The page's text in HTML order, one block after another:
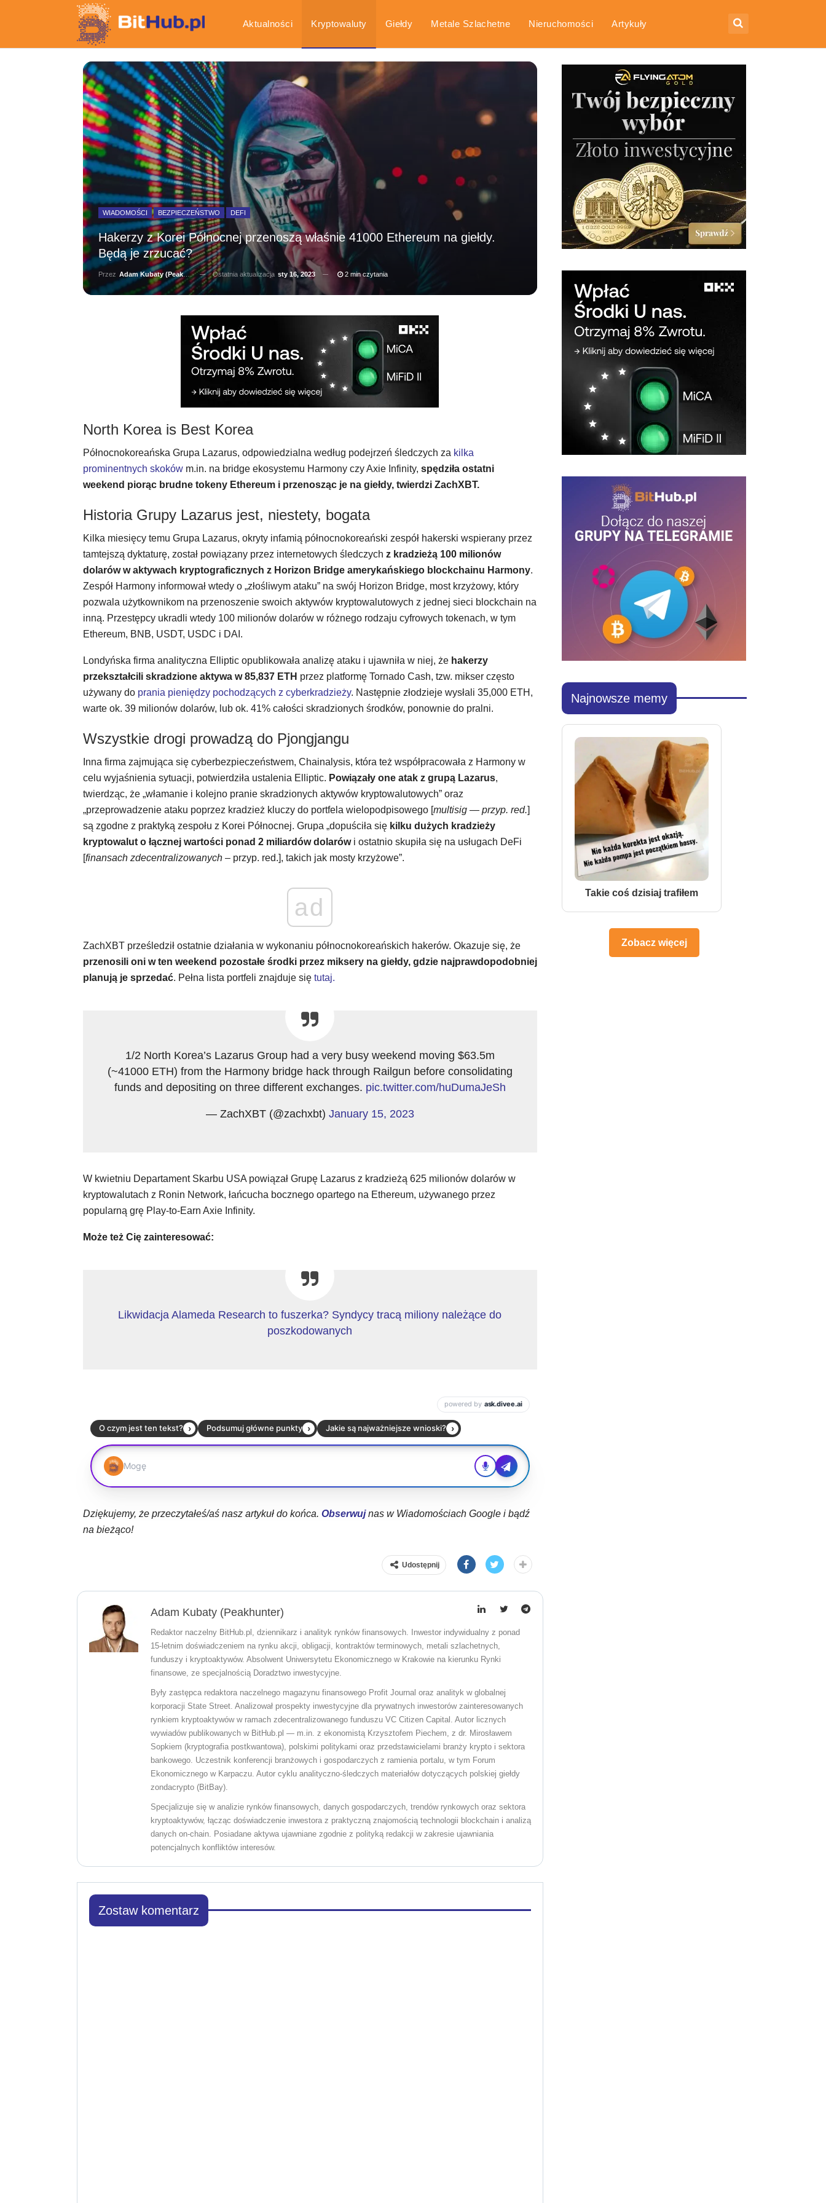
Aktualności Kryptowaluty Giełdy Metale Szlachetne Nieruchomości Artykuły
Poradniki
WIADOMOŚCI BEZPIECZEŃSTWO DEFI
Hakerzy z Korei Północnej przenoszą właśnie 41000 Ethereum na giełdy.
Będą je zrzucać?
Przez Adam Kubaty (peakhunter) Ostatnia aktualizacja sty 16, 2023 2 min czytania
North Korea is Best Korea
Północnokoreańska Grupa Lazarus, odpowiedzialna według podejrzeń śledczych za kilka
prominentnych skokówm.in. na bridge ekosystemu Harmony czy Axie Infinity, spędziła ostatni
weekend piorąc brudne tokeny Ethereum i przenosząc je na giełdy, twierdzi ZachXBT.
Historia Grupy Lazarus jest, niestety, bogata
Kilka miesięcy temu Grupa Lazarus, okryty infamią północnokoreański zespół hakerski wspierany przez
tamtejszą dyktaturę, został powiązany przez internetowych śledczych z kradzieżą 100 milionów
dolarów w aktywach kryptograficznych z Horizon Bridge amerykańskiego blockchainu Harmony.
Zespół Harmony informował wtedy o „złośliwym ataku” na swój Horizon Bridge, most krzyżowy, który
pozwala użytkownikom na przenoszenie swoich aktywów kryptowalutowych z jednej sieci blockchain na
inną. Przestępcy ukradli wtedy 100 milionów dolarów w różnego rodzaju cyfrowych tokenach, w tym
Ethereum, BNB, USDT, USDC i DAI.
Londyńska firma analityczna Elliptic opublikowała analizę ataku i ujawniła w niej, że hakerzy
przekształcili skradzione aktywa w 85,837 ETH przez platformę Tornado Cash, tzw. mikser często
używany do prania pieniędzy pochodzących z cyberkradzieży. Następnie złodzieje wysłali 35,000 ETH,
warte ok. 39 milionów dolarów, lub ok. 41% całości skradzionych środków, ponownie do pralni.
Wszystkie drogi prowadzą do Pjongjangu
Inna firma zajmująca się cyberbezpieczeństwem, Chainalysis, która też współpracowała z Harmony w
celu wyjaśnienia sytuacji, potwierdziła ustalenia Elliptic. Powiązały one atak z grupą Lazarus,
twierdząc, że „włamanie i kolejno pranie skradzionych aktywów kryptowalutowych” oraz
„przeprowadzenie ataku poprzez kradzież kluczy do portfela wielopodpisowego [multisig — przyp. red.]
są zgodne z praktyką zespołu z Korei Północnej. Grupa „dopuściła siękilku dużych kradzieży
kryptowalut o łącznej wartości ponad 2 miliardów dolarówi ostatnio skupiła się na usługach DeFi
[finansach zdecentralizowanych– przyp. red.], takich jak mosty krzyżowe”.
ad
ZachXBT prześledził ostatnie działania w wykonaniu północnokoreańskich hakerów. Okazuje się, że
przenosili oni w ten weekend pozostałe środki przez miksery na giełdy, gdzie najprawdopodobniej
planują je sprzedać. Pełna lista portfeli znajduje się tutaj.
1/2 North Korea’s Lazarus Group had a very busy weekend moving $63.5m
(~41000 ETH) from the Harmony bridge hack through Railgun before consolidating
funds and depositing on three different exchanges. pic.twitter.com/huDumaJeSh
— ZachXBT (@zachxbt) January 15, 2023
W kwietniu Departament Skarbu USA powiązał Grupę Lazarus z kradzieżą 625 milionów dolarów w
kryptowalutach z Ronin Network, łańcucha bocznego opartego na Ethereum, używanego przez
popularną grę Play-to-Earn Axie Infinity.
Może też Cię zainteresować:
Likwidacja Alameda Research to fuszerka? Syndycy tracą miliony należące do
poszkodowanych
Dziękujemy, że przeczytałeś/aś nasz artykuł do końca. Obserwujnas w Wiadomościach Google i bądź
na bieżąco!
Udostępnij
Adam Kubaty (peakhunter)
Redaktor naczelny BitHub.pl, dziennikarz i analityk rynków finansowych. Inwestor indywidualny z ponad
15-letnim doświadczeniem na rynku akcji, obligacji, kontraktów terminowych, metali szlachetnych,
funduszy i kryptoaktywów. Absolwent Uniwersytetu Ekonomicznego w Krakowie na kierunku Rynki
finansowe, ze specjalnością Doradztwo inwestycyjne.
Były zastępca redaktora naczelnego magazynu finansowego Profit Journal oraz analityk w globalnej
korporacji State Street. Analizował prospekty inwestycyjne dla prywatnych inwestorów zainteresowanych
rynkiem kryptoaktywów w ramach zdecentralizowanego funduszu VC Citizen Capital. Autor licznych
wywiadów publikowanych w BitHub.pl — m.in. z ekonomistą Krzysztofem Piechem, z dr. Mirosławem
Sopkiem (kryptografia postkwantowa), polskimi politykami oraz przedstawicielami branży krypto i sektora
bankowego. Uczestnik konferencji branżowych i gospodarczych z ramienia portalu, w tym Forum
Ekonomicznego w Karpaczu. Autor cyklu analityczno-śledczych materiałów dotyczących polskiej giełdy
zondacrypto (BitBay).
Specjalizuje się w analizie rynków finansowych, danych gospodarczych, trendów rynkowych oraz sektora
kryptoaktywów, łącząc doświadczenie inwestora z praktyczną znajomością technologii blockchain i analizą
danych on-chain. Posiadane aktywa ujawniane zgodnie z polityką redakcji w zakresie ujawniania
potencjalnych konfliktów interesów.
Zostaw komentarz
Najnowsze memy
Takie coś dzisiaj trafiłem
Zobacz więcej